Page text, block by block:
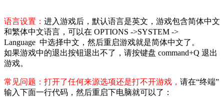
语言设置： 进入游戏后，默认语言是英文，游戏包含简体中文
和繁体中文语言，可以在 OPTIONS ->SYSTEM ->
Language 中选择中文，然后重启游戏就是简体中文了。
如果游戏中的退出按钮退出不了，请按键盘 command+Q 退出
游戏。
常见问题：打开了任何来源选项还是打不开游戏， 请在“终端”
输入下面一行代码，然后重启下电脑就可以了：